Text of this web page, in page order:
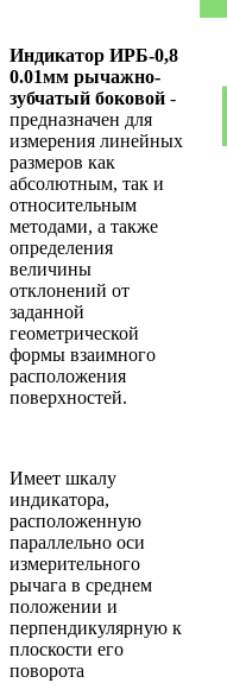
Индикатор ИРБ-0,8
0.01мм рычажно-
зубчатый боковой -
предназначен для
измерения линейных
размеров как
абсолютным, так и
относительным
методами, а также
определения
величины
отклонений от
заданной
геометрической
формы взаимного
расположения
поверхностей.
Имеет шкалу
индикатора,
расположенную
параллельно оси
измерительного
рычага в среднем
положении и
перпендикулярную к
плоскости его
поворота